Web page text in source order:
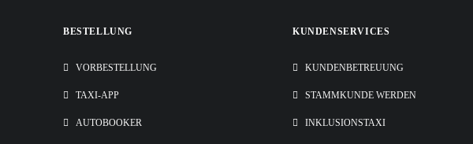
BESTELLUNG
VORBESTELLUNG
TAXI-APP
AUTOBOOKER
KUNDENSERVICES
KUNDENBETREUUNG
STAMMKUNDE WERDEN
INKLUSIONSTAXI